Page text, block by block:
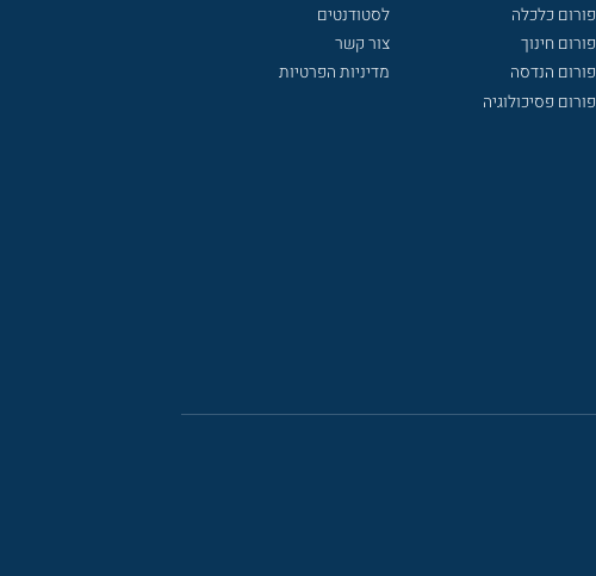
פורום כלכלה
פורום חינוך
פורום הנדסה
פורום פסיכולוגיה
לסטודנטים
צור קשר
מדיניות הפרטיות